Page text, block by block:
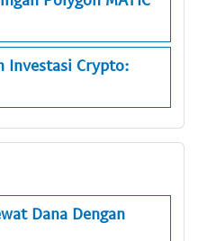
Investasi Crypto:
Dana Dengan